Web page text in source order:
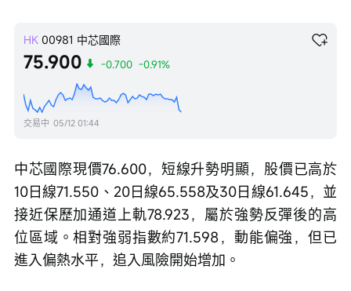
HK 00981 中芯國際
75.900 -0.700 -0.91%
交易中 05/12 01:44
中芯國際現價76.600，短線升勢明顯，股價已高於
10日線71.550、20日線65.558及30日線61.645，並
接近保歷加通道上軌78.923，屬於強勢反彈後的高
位區域。相對強弱指數約71.598，動能偏強，但已
進入偏熱水平，追入風險開始增加。